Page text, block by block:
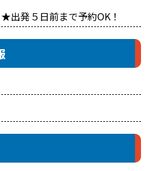
発５日前まで予約OK！